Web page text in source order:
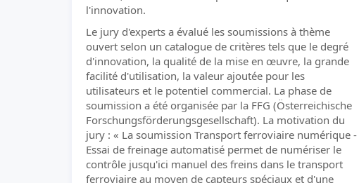
l'innovation.
Le jury d'experts a évalué les soumissions à thème
ouvert selon un catalogue de critères tels que le degré
d'innovation, la qualité de la mise en œuvre, la grande
facilité d'utilisation, la valeur ajoutée pour les
utilisateurs et le potentiel commercial. La phase de
soumission a été organisée par la FFG (Österreichische
Forschungsförderungsgesellschaft). La motivation du
jury : « La soumission Transport ferroviaire numérique -
Essai de freinage automatisé permet de numériser le
contrôle jusqu'ici manuel des freins dans le transport
ferroviaire au moyen de capteurs spéciaux et d'une